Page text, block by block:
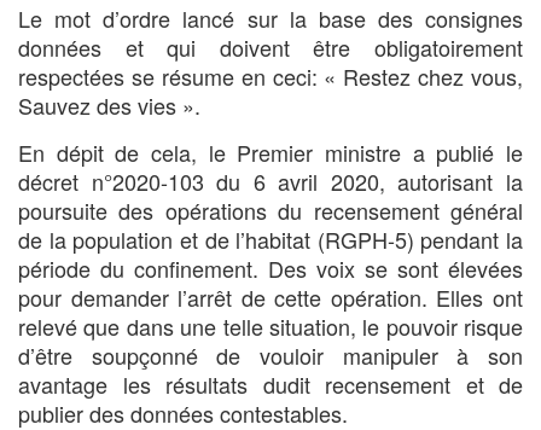
Le mot d’ordre lancé sur la base des consignes
données et qui doivent être obligatoirement
respectées se résume en ceci: « Restez chez vous,
Sauvez des vies ».
En dépit de cela, le Premier ministre a publié le
décret n°2020-103 du 6 avril 2020, autorisant la
poursuite des opérations du recensement général
de la population et de l’habitat (RGPH-5) pendant la
période du confinement. Des voix se sont élevées
pour demander l’arrêt de cette opération. Elles ont
relevé que dans une telle situation, le pouvoir risque
d’être soupçonné de vouloir manipuler à son
avantage les résultats dudit recensement et de
publier des données contestables.